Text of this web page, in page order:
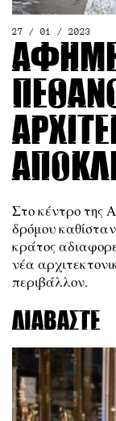
27 / 01 / 2023
Στο κέντρο της
δρόμου
κράτος
νέα
περιβάλλον.
Διαβάστε